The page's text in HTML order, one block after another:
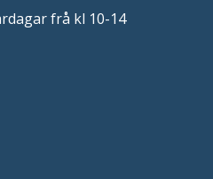
frå kl 10-14